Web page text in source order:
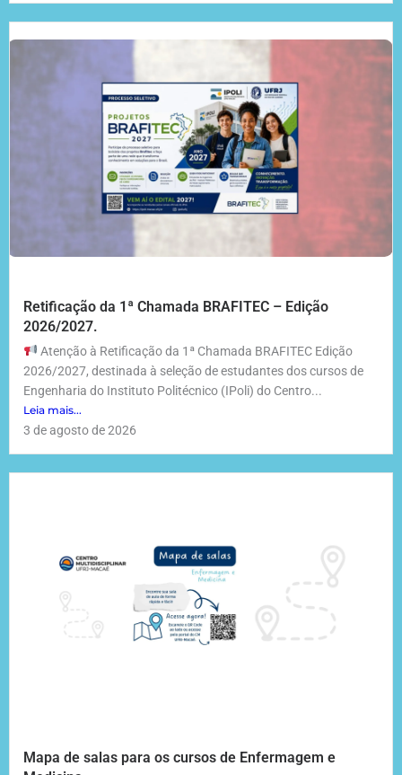
Retificação da 1ª Chamada BRAFITEC – Edição
2026/2027.
Atenção à Retificação da 1ª Chamada BRAFITEC Edição
2026/2027, destinada à seleção de estudantes dos cursos de
Engenharia do Instituto Politécnico (IPoli) do Centro...
Leia mais...
3 de agosto de 2026
Mapa de salas para os cursos de Enfermagem e